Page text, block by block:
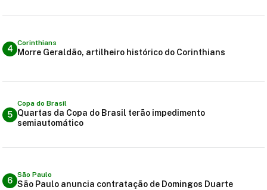
4
Corinthians
Morre Geraldão, artilheiro histórico do Corinthians
5
Copa do Brasil
Quartas da Copa do Brasil terão impedimento
semiautomático
6
São Paulo
São Paulo anuncia contratação de Domingos Duarte